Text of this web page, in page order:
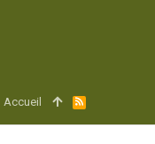
Accueil
R
S
S